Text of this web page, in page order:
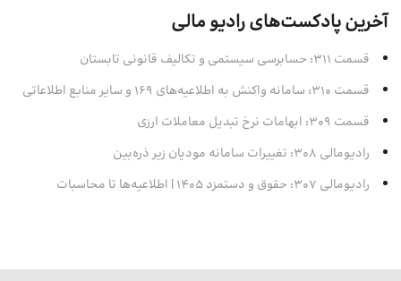
آخرین پادکست‌های رادیو مالی
قسمت 311: حسابرسی سیستمی و تکالیف قانونی تابستان
قسمت 310: سامانه واکنش به اطلاعیه‌های 169 و سایر منابع اطلاعاتی
قسمت 309: ابهامات نرخ تبدیل معاملات ارزی
رادیومالی 308: تغییرات سامانه مودیان زیر ذره‌بین
رادیومالی 307: حقوق و دستمزد 1405 | اطلاعیه‌ها تا محاسبات